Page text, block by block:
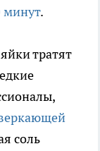
минут.
тратят
соль